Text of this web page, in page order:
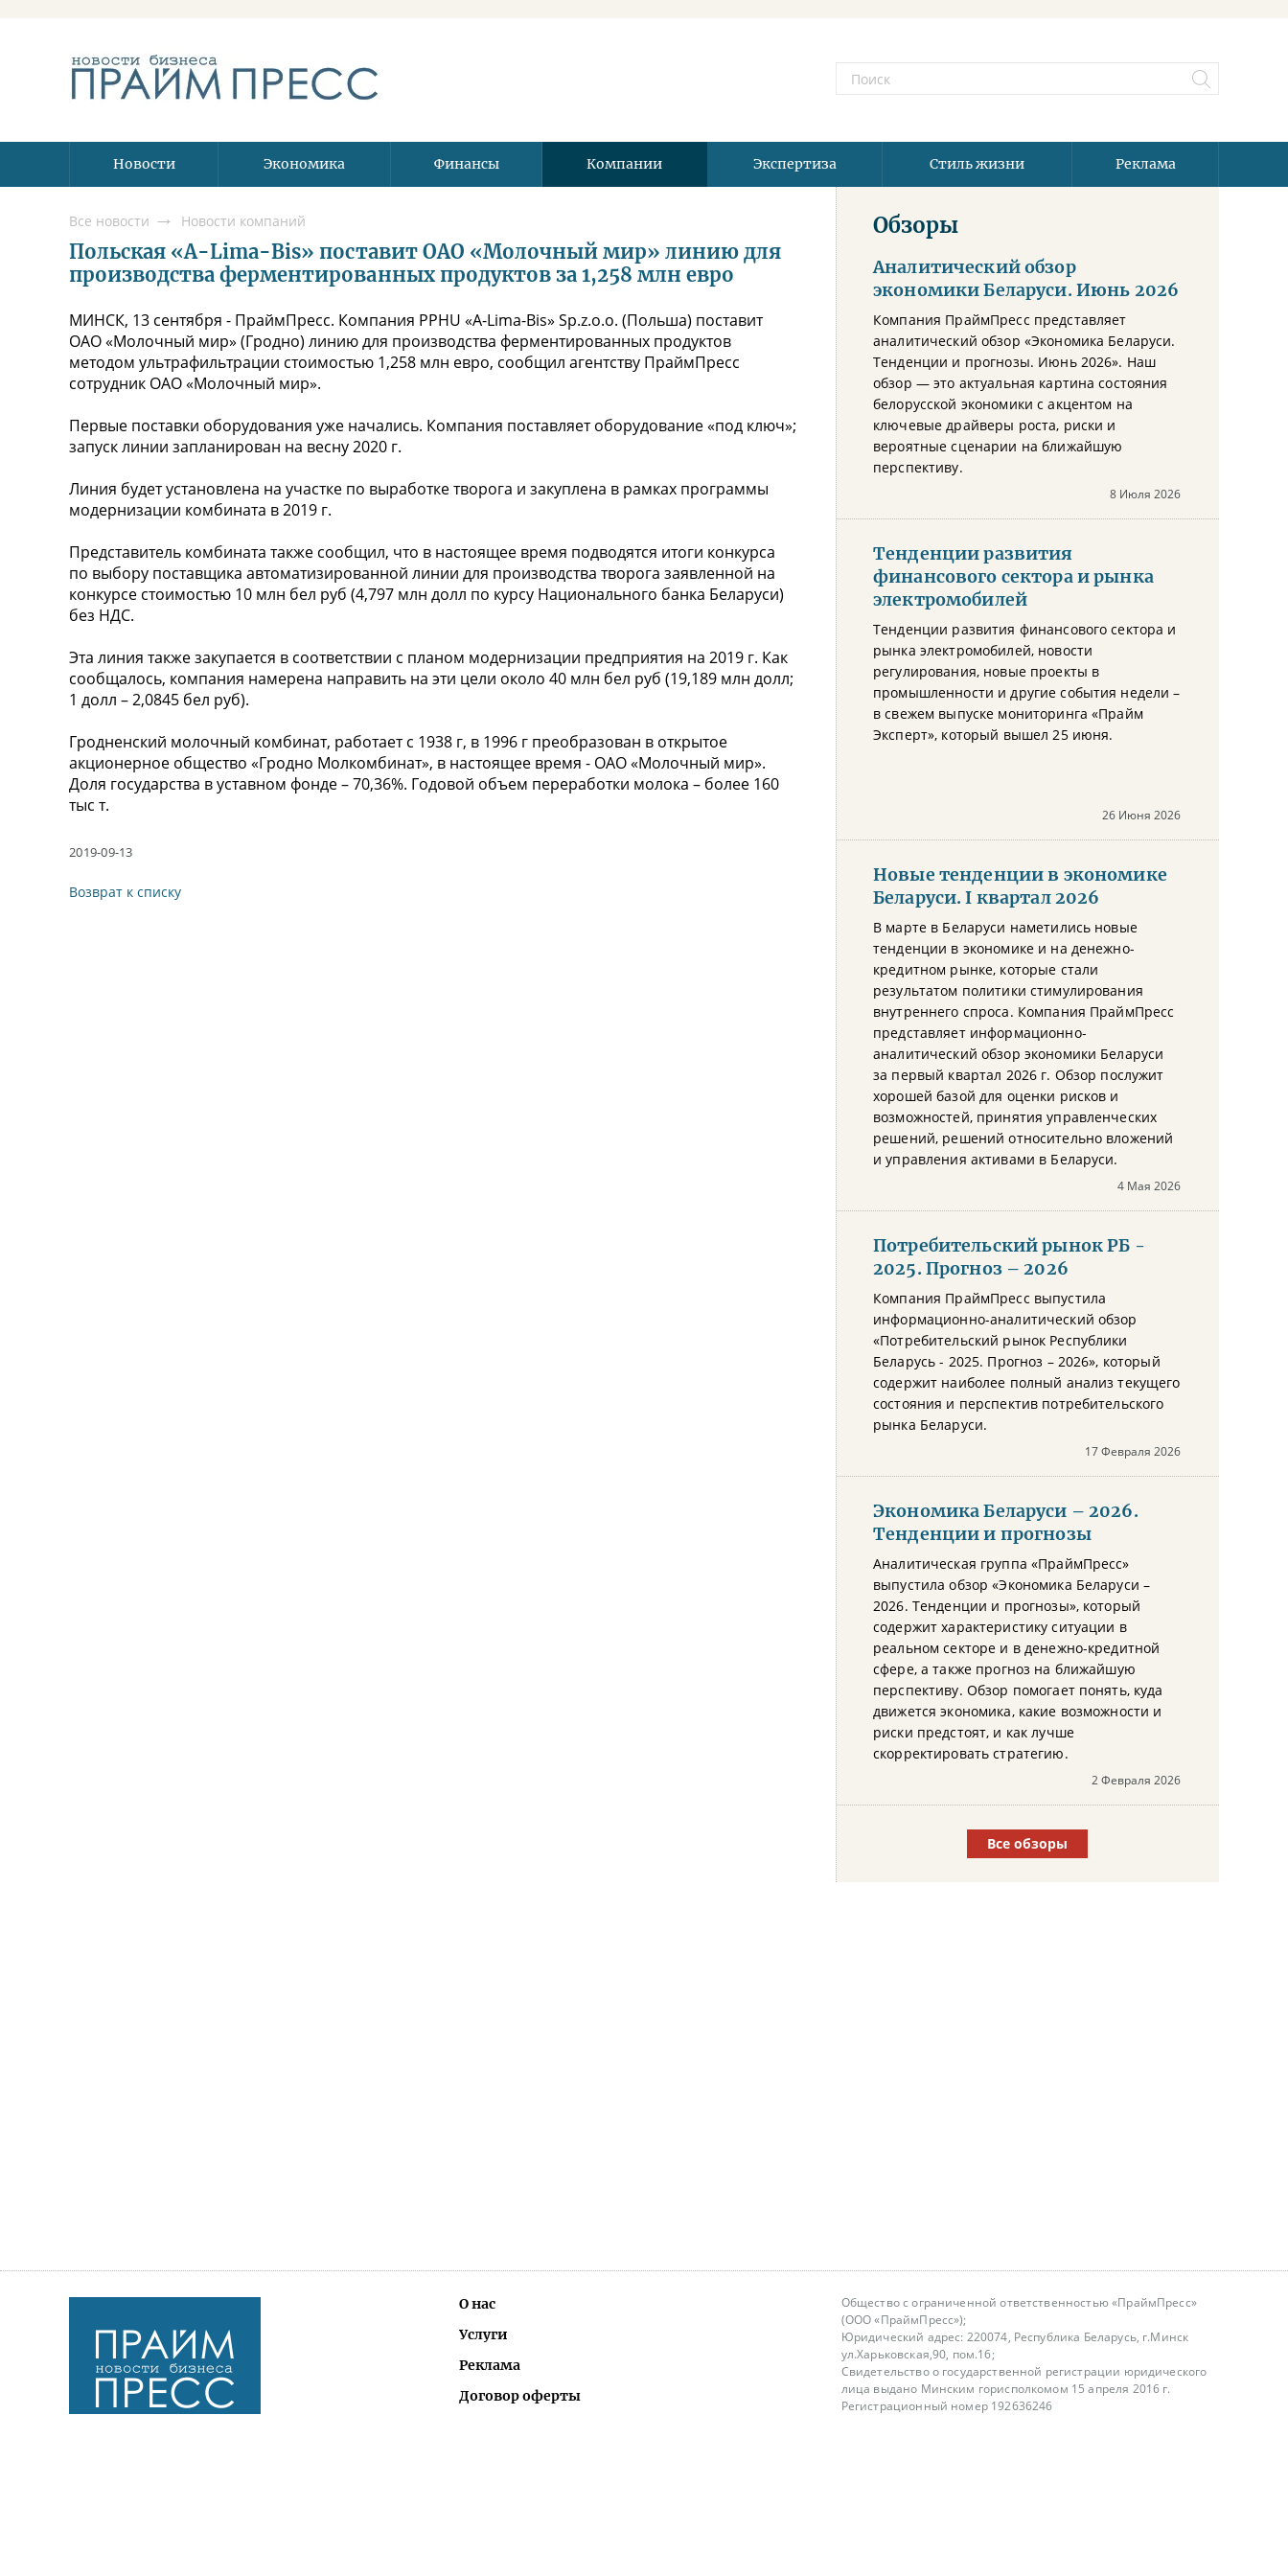
Новости Экономика Финансы Компании Экспертиза Стиль жизни Реклама
Все новости Новости компаний
Польская «A-Lima-Bis» поставит ОАО «Молочный мир» линию для
производства ферментированных продуктов за 1,258 млн евро
МИНСК, 13 сентября - ПраймПресс. Компания PPHU «A-Lima-Bis» Sp.z.o.o. (Польша) поставит
ОАО «Молочный мир» (Гродно) линию для производства ферментированных продуктов
методом ультрафильтрации стоимостью 1,258 млн евро, сообщил агентству ПраймПресс
сотрудник ОАО «Молочный мир».
Первые поставки оборудования уже начались. Компания поставляет оборудование «под ключ»;
запуск линии запланирован на весну 2020 г.
Линия будет установлена на участке по выработке творога и закуплена в рамках программы
модернизации комбината в 2019 г.
Представитель комбината также сообщил, что в настоящее время подводятся итоги конкурса
по выбору поставщика автоматизированной линии для производства творога заявленной на
конкурсе стоимостью 10 млн бел руб (4,797 млн долл по курсу Национального банка Беларуси)
без НДС.
Эта линия также закупается в соответствии с планом модернизации предприятия на 2019 г. Как
сообщалось, компания намерена направить на эти цели около 40 млн бел руб (19,189 млн долл;
1 долл – 2,0845 бел руб).
Гродненский молочный комбинат, работает с 1938 г, в 1996 г преобразован в открытое
акционерное общество «Гродно Молкомбинат», в настоящее время - ОАО «Молочный мир».
Доля государства в уставном фонде – 70,36%. Годовой объем переработки молока – более 160
тыс т.
2019-09-13
Возврат к списку
Обзоры
Аналитический обзор
экономики Беларуси. Июнь 2026
Компания ПраймПресс представляет
аналитический обзор «Экономика Беларуси.
Тенденции и прогнозы. Июнь 2026». Наш
обзор — это актуальная картина состояния
белорусской экономики с акцентом на
ключевые драйверы роста, риски и
вероятные сценарии на ближайшую
перспективу.
8 Июля 2026
Тенденции развития
финансового сектора и рынка
электромобилей
Тенденции развития финансового сектора и
рынка электромобилей, новости
регулирования, новые проекты в
промышленности и другие события недели –
в свежем выпуске мониторинга «Прайм
Эксперт», который вышел 25 июня.
26 Июня 2026
Новые тенденции в экономике
Беларуси. I квартал 2026
В марте в Беларуси наметились новые
тенденции в экономике и на денежно-
кредитном рынке, которые стали
результатом политики стимулирования
внутреннего спроса. Компания ПраймПресс
представляет информационно-
аналитический обзор экономики Беларуси
за первый квартал 2026 г. Обзор послужит
хорошей базой для оценки рисков и
возможностей, принятия управленческих
решений, решений относительно вложений
и управления активами в Беларуси.
4 Мая 2026
Потребительский рынок РБ -
2025. Прогноз – 2026
Компания ПраймПресс выпустила
информационно-аналитический обзор
«Потребительский рынок Республики
Беларусь - 2025. Прогноз – 2026», который
содержит наиболее полный анализ текущего
состояния и перспектив потребительского
рынка Беларуси.
17 Февраля 2026
Экономика Беларуси – 2026.
Тенденции и прогнозы
Аналитическая группа «ПраймПресс»
выпустила обзор «Экономика Беларуси –
2026. Тенденции и прогнозы», который
содержит характеристику ситуации в
реальном секторе и в денежно-кредитной
сфере, а также прогноз на ближайшую
перспективу. Обзор помогает понять, куда
движется экономика, какие возможности и
риски предстоят, и как лучше
скорректировать стратегию.
2 Февраля 2026
Все обзоры
О нас
Услуги
Реклама
Договор оферты
Общество с ограниченной ответственностью «ПраймПресс»
(ООО «ПраймПресс»);
Юридический адрес: 220074, Республика Беларусь, г.Минск
ул.Харьковская,90, пом.16;
Свидетельство о государственной регистрации юридического
лица выдано Минским горисполкомом 15 апреля 2016 г.
Регистрационный номер 192636246